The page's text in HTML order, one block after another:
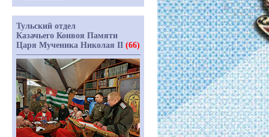
Тульский отдел
Казачьего Конвоя Памяти
Царя Мученика Николая II (66)